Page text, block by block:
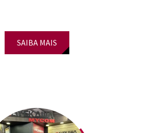
SAIBA MAIS